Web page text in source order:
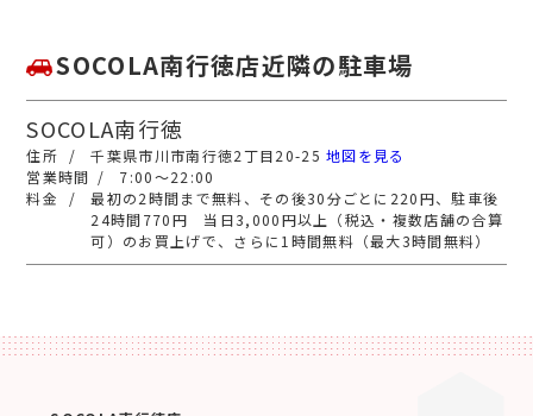
SOCOLA南行徳店近隣の駐車場
SOCOLA南行徳
千葉県市川市南行徳2丁目20-25地図を見る
7:00～22:00
最初の2時間まで無料、その後30分ごとに220円、駐車後
24時間770円 当日3,000円以上（税込・複数店舗の合算
可）のお買上げで、さらに1時間無料（最大3時間無料）